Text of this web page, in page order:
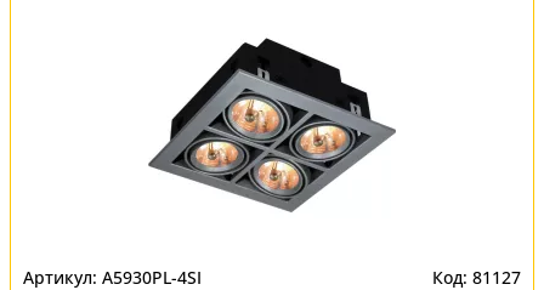
A5930PL-4SI 81127